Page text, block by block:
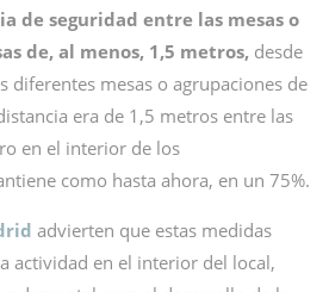
de seguridad entre las mesas o
de, al menos, 1,5 metros, desde
diferentes mesas o agrupaciones de
era de 1,5 metros entre las
en el interior de los
como hasta ahora, en un 75%.
advierten que estas medidas
actividad en el interior del local,